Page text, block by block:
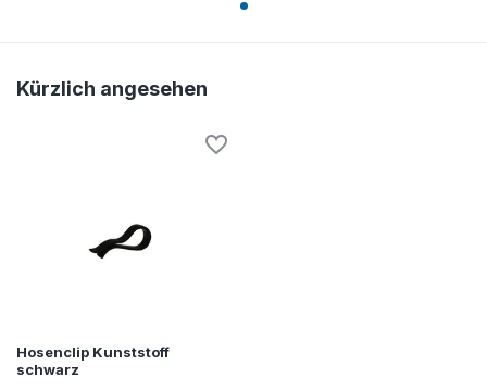
Kürzlich angesehen
Hosenclip Kunststoff
schwarz